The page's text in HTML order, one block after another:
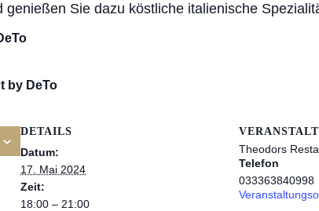
genießen Sie dazu köstliche italienische
by DeTo
DETAILS
Datum:
17. Mai 2024
Zeit:
18:00 – 21:00
Theodors
Telefon
033363840998